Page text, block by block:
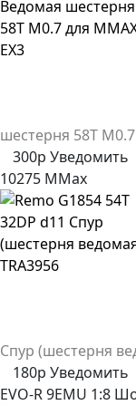
шестерня 58T
300р Уведомить
10275 MMax
Спур (шестерня
180р Уведомить
EVO-R9EMU 1:8